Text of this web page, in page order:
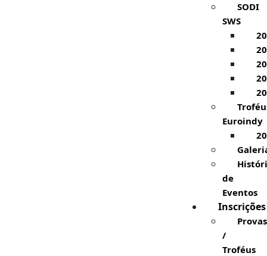
SODI
SWS
Euroindy
de
Eventos
Inscrições
Provas
/
Troféus